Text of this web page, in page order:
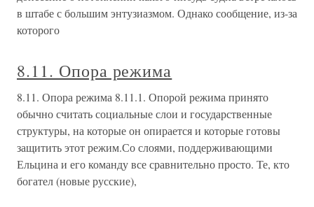
в штабе с большим энтузиазмом. Однако сообщение, из-за
которого
8.11. Опора режима
8.11. Опора режима 8.11.1. Опорой режима принято
обычно считать социальные слои и государственные
структуры, на которые он опирается и которые готовы
защитить этот режим.Со слоями, поддерживающими
Ельцина и его команду все сравнительно просто. Те, кто
богател (новые русские),